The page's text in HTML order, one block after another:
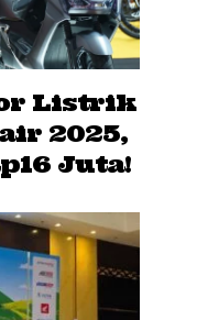
Listrik
2025,
Juta!